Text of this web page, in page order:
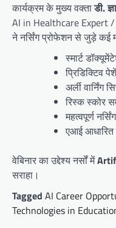
कार्यक्रम के मुख्य वक्ताडी.
AI in Healthcare Expert
ने नर्सिंग प्रोफेशन से जुड़े कई
स्मार्ट
प्रिडिक्टिव
अर्ली वार्निंग
रिस्क स्कोर
महत्वपूर्ण
एआई आधारित
वेबिनार का उद्देश्य नर्सों में
सराहा।
Tagged AI Career
Technologies in